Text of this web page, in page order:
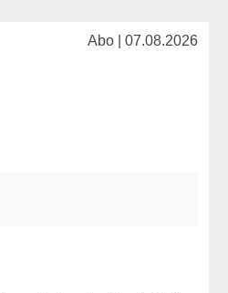
Abo | 07.08.2026